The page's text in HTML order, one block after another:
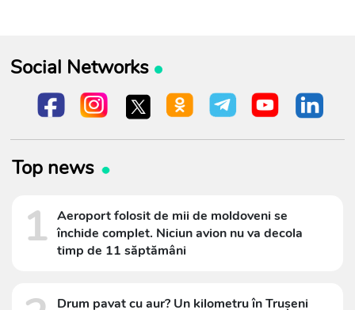
Social Networks
Top news
1 Aeroport folosit de mii de moldoveni se
închide complet. Niciun avion nu va decola
timp de 11 săptămâni
Drum pavat cu aur? Un kilometru în Trușeni